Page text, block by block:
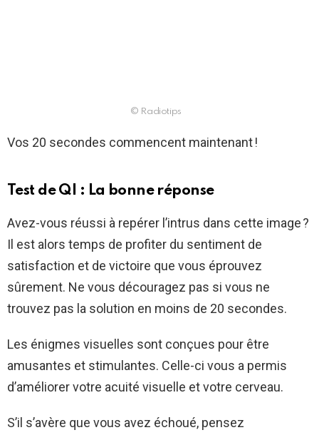
© Radiotips
Vos 20 secondes commencent maintenant !
Test de QI : La bonne réponse
Avez-vous réussi à repérer l’intrus dans cette image ?
Il est alors temps de profiter du sentiment de
satisfaction et de victoire que vous éprouvez
sûrement. Ne vous découragez pas si vous ne
trouvez pas la solution en moins de 20 secondes.
Les énigmes visuelles sont conçues pour être
amusantes et stimulantes. Celle-ci vous a permis
d’améliorer votre acuité visuelle et votre cerveau.
S’il s’avère que vous avez échoué, pensez